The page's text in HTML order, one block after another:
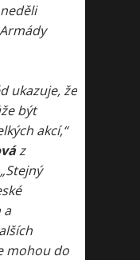
ukazuje, že
být
akcí,“
z
a
mohou do